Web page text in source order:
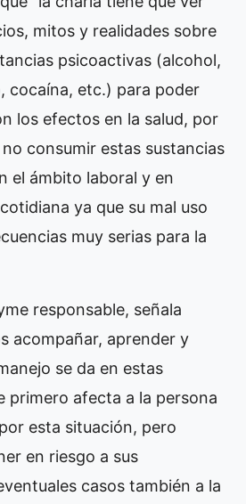
mitos y realidades sobre
psicoactivas (alcohol,
cocaína, etc.) para poder
los efectos en la salud, por
consumir estas sustancias
el ámbito laboral y en
ya que su mal uso
muy serias para la
responsable, señala
acompañar, aprender y
se da en estas
primero afecta a la persona
esta situación, pero
en riesgo a sus
casos también a la